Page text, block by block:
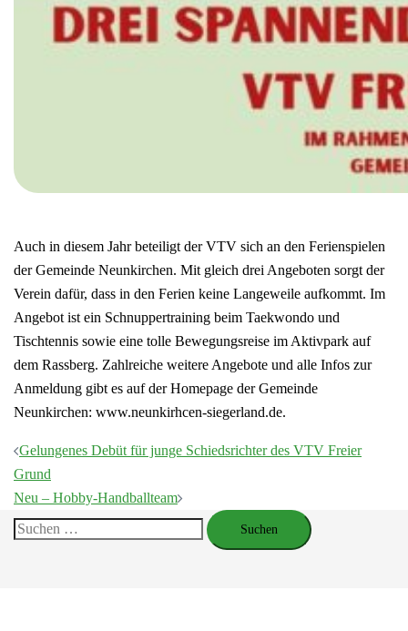
Auch in diesem Jahr beteiligt der VTV sich an den Ferienspielen
der Gemeinde Neunkirchen. Mit gleich drei Angeboten sorgt der
Verein dafür, dass in den Ferien keine Langeweile aufkommt. Im
Angebot ist ein Schnuppertraining beim Taekwondo und
Tischtennis sowie eine tolle Bewegungsreise im Aktivpark auf
dem Rassberg. Zahlreiche weitere Angebote und alle Infos zur
Anmeldung gibt es auf der Homepage der Gemeinde
Neunkirchen: www.neunkirhcen-siegerland.de.
Beitragsnavigation
Gelungenes Debüt für junge Schiedsrichter des VTV Freier
Grund
Neu – Hobby-Handballteam
Suchen